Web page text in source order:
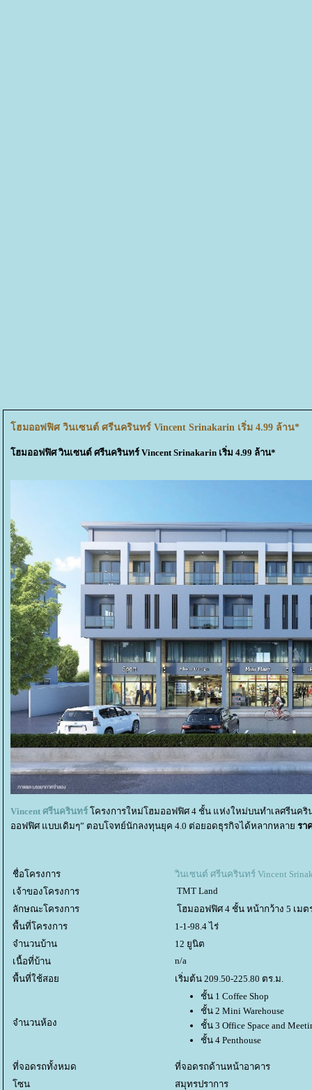
ฮมออฟฟิศ วินเซนต์ ศรีนครินทร์ Vincent Srinakarin เริ่ม 4.99 ล้าน*
ฮมออฟฟิศ วินเซนต์ ศรีนครินทร์ Vincent Srinakarin เริ่ม 4.99 ล้าน*
Vincent ศรีนครินทร์ ครงการใหม่โฮมออฟฟิศ 4 ชั้น แห่งใหม่บนทำเลศรีนคริน
ออฟฟิศ แบบเดิมๆ” ตอบโจทย์นักลงทุนยุค 4.0 ต่อยอดธุรกิจได้หลากหลา รา
ชื่อโครงการ
วินเซนต์ ศรีนครินทร์ Vincent
เจ้าของโครงการ
TMT Land
ลักษณะโครงการ
ฮมออฟฟิศ 4 ชั้น หน้ากว้าง 5 เมต
พื้นที่โครงการ
1-1-98.4 ไร่
จำนวนบ้าน
12 ยูนิต
เนื้อที่บ้าน
n/a
พื้นที่ใช้สอ
เริ่มต้น 209.50-225.80 ตร.ม.
จำนวนห้อง
ชั้น 1 Coffee Shop
ชั้น 2 Mini Warehouse
ชั้น 3 Office Space and
ชั้น 4 Penthouse
ที่จอดรถทั้งหมด
ที่จอดรถด้านหน้าอาคาร
ซน
สมุทรปราการ